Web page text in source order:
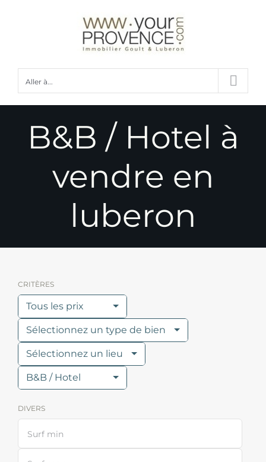
Aller à...
B&B / Hotel à
vendre en
luberon
CRITÈRES
Tous les prix
Sélectionnez un type de bien
Sélectionnez un lieu
B&B / Hotel
DIVERS